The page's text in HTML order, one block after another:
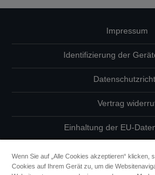
Impressum
Identifizierung der
Vertrag
Einhaltung der EU-
Wenn Sie auf „Alle Cookies akzeptieren“ klicken,
Cookies auf Ihrem Gerät zu, um die